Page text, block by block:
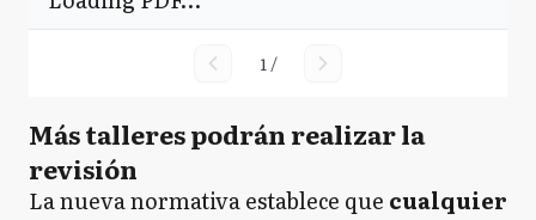
1 /
Más talleres podrán realizar la
revisión
La nueva normativa establece que cualquier